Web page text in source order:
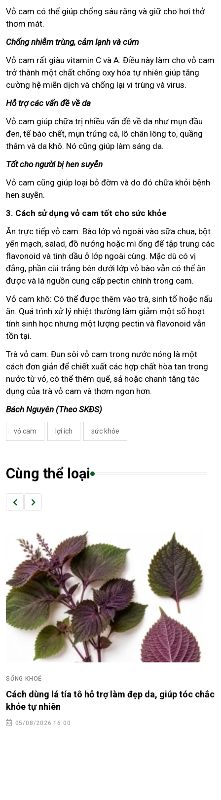
Vỏ cam có thể giúp chống sâu răng và giữ cho hơi thở
thơm mát.
Chống nhiễm trùng, cảm lạnh và cúm
Vỏ cam rất giàu vitamin C và A. Điều này làm cho vỏ cam
trở thành một chất chống oxy hóa tự nhiên giúp tăng
cường hệ miễn dịch và chống lại vi trùng và virus.
Hỗ trợ các vấn đề về da
Vỏ cam giúp chữa trị nhiều vấn đề về da như mụn đầu
đen, tế bào chết, mụn trứng cá, lỗ chân lông to, quầng
thâm và da khô. Nó cũng giúp làm sáng da.
Tốt cho người bị hen suyễn
Vỏ cam cũng giúp loại bỏ đờm và do đó chữa khỏi bệnh
hen suyễn.
3. Cách sử dụng vỏ cam tốt cho sức khỏe
Ăn trực tiếp vỏ cam: Bào lớp vỏ ngoài vào sữa chua, bột
yến mạch, salad, đồ nướng hoặc mì ống để tập trung các
flavonoid và tinh dầu ở lớp ngoài cùng. Mặc dù có vị
đắng, phần cùi trắng bên dưới lớp vỏ bào vẫn có thể ăn
được và là nguồn cung cấp pectin chính trong cam.
Vỏ cam khô: Có thể được thêm vào trà, sinh tố hoặc nấu
ăn. Quá trình xử lý nhiệt thường làm giảm một số hoạt
tính sinh học nhưng một lượng pectin và flavonoid vẫn
tồn tại.
Trà vỏ cam: Đun sôi vỏ cam trong nước nóng là một
cách đơn giản để chiết xuất các hợp chất hòa tan trong
nước từ vỏ, có thể thêm quế, sả hoặc chanh tăng tác
dụng của trà vỏ cam và thơm ngon hơn.
Bách Nguyên (Theo SKĐS)
vỏ cam lợi ích sức khỏe
Cùng thể loại
SỐNG KHOẺ
Cách dùng lá tía tô hỗ trợ làm đẹp da, giúp tóc chắc
khỏe tự nhiên
05/08/2026 16:00